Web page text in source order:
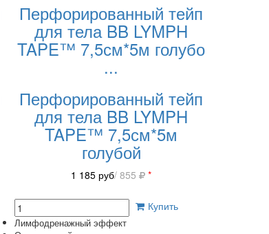
Перфорированный тейп
для тела BB LYMPH
TAPE™ 7,5см*5м голубо
...
Перфорированный тейп
для тела BB LYMPH
TAPE™ 7,5см*5м
голубой
1 185 руб/ 855 *
Купить
Лимфодренажный эффект